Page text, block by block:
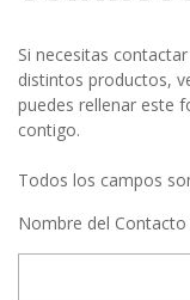
Si necesitas
distintos productos,
puedes rellenar este
contigo.
Todos los campos
Nombre del